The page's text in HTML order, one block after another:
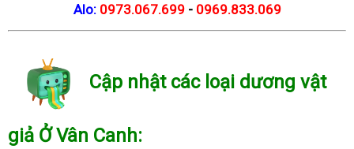
Alo:0973.067.699 - 0969.833.069
Cập nhật các loại dương vật
giả Ở Vân Canh: